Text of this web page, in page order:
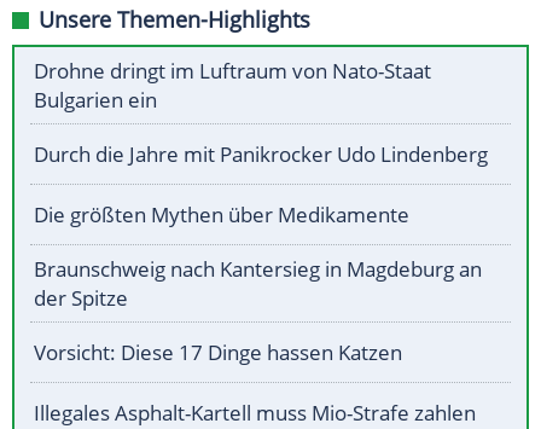
Unsere Themen-Highlights
Drohne dringt im Luftraum von Nato-Staat
Bulgarien ein
Durch die Jahre mit Panikrocker Udo Lindenberg
Die größten Mythen über Medikamente
Braunschweig nach Kantersieg in Magdeburg an
der Spitze
Vorsicht: Diese 17 Dinge hassen Katzen
Illegales Asphalt-Kartell muss Mio-Strafe zahlen